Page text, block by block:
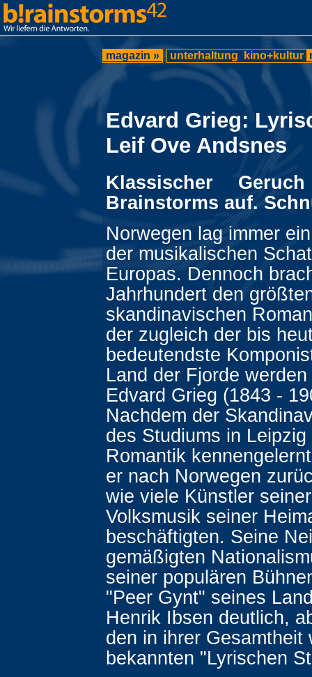
magazin » unterhaltung kino+kultur
Edvard Grieg:
Leif Ove Andsnes
Klassischer
Brainstorms auf.
Norwegen lag immer
der musikalischen
Europas. Dennoch
Jahrhundert den
skandinavischen
der zugleich der bis
bedeutendste
Land der Fjorde
Edvard Grieg (1843 -
Nachdem der
des Studiums in
Romantik
er nach Norwegen
wie viele Künstler
Volksmusik seiner
beschäftigten. Seine
gemäßigten
seiner populären
"Peer Gynt" seines
Henrik Ibsen deutlich,
den in ihrer Gesamtheit
bekannten "Lyrischen